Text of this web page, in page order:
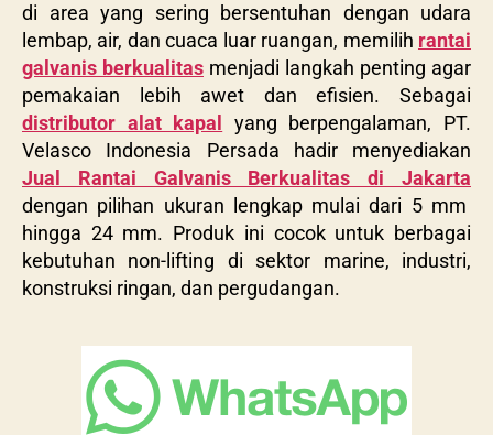
di area yang sering bersentuhan dengan udara
lembap, air, dan cuaca luar ruangan, memilih rantai
galvanis berkualitas menjadi langkah penting agar
pemakaian lebih awet dan efisien. Sebagai
distributor alat kapal
yang berpengalaman, PT.
Velasco Indonesia Persada hadir menyediakan
Jual Rantai Galvanis Berkualitas di Jakarta
dengan pilihan ukuran lengkap mulai dari 5 mm
hingga 24 mm. Produk ini cocok untuk berbagai
kebutuhan non-lifting di sektor marine, industri,
konstruksi ringan, dan pergudangan.